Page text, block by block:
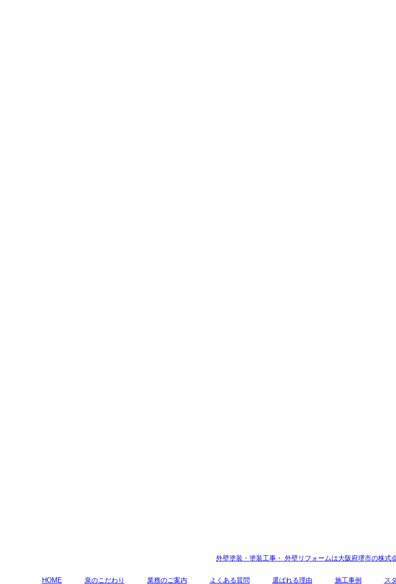
外壁塗装・塗装工事・ 外壁リフォームは大阪府堺市の株式
HOME 泉のこだわり 業務のご案内 よくある質問 選ばれる理由 施工事例 ス